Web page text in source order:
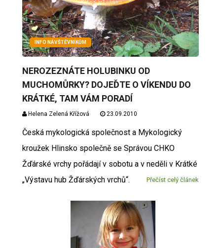
INFO NÁVŠTĚVNÍKŮM
NEROZEZNÁTE HOLUBINKU OD
MUCHOMŮRKY? DOJEĎTE O VÍKENDU DO
KRÁTKÉ, TAM VÁM PORADÍ
Helena Zelená Křížová 23.09.2010
Česká mykologická společnost a Mykologický
kroužek Hlinsko společně se Správou CHKO
Žďárské vrchy pořádají v sobotu a v neděli v Krátké
„Výstavu hub Žďárských vrchů“.
Přečíst celý článek